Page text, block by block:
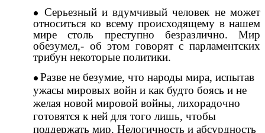
Серьезный и вдумчивый человек не может
относиться ко всему происходящему в нашем
мире столь преступно безразлично. Мир
обезумел,- об этом говорят с парламентских
трибун некоторые политики.
Разве не безумие, что народы мира, испытав
ужасы мировых войн и как будто боясь и не
желая новой мировой войны, лихорадочно
готовятся к ней для того лишь, чтобы
поддержать мир. Нелогичность и абсурдность